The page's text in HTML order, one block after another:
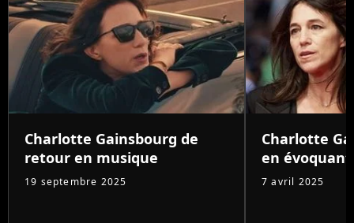
Charlotte Gainsbourg de
retour en musique
19 septembre 2025
Charlotte
en évoquant
7 avril 2025